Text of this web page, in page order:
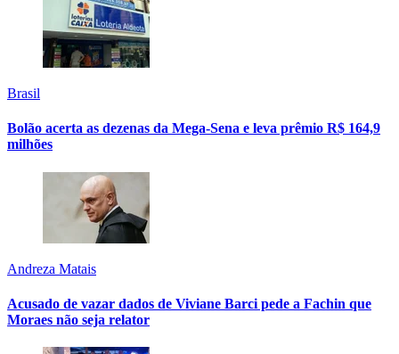
Brasil
Bolão acerta as dezenas da Mega-Sena e leva prêmio R$ 164,9
milhões
Andreza Matais
Acusado de vazar dados de Viviane Barci pede a Fachin que
Moraes não seja relator